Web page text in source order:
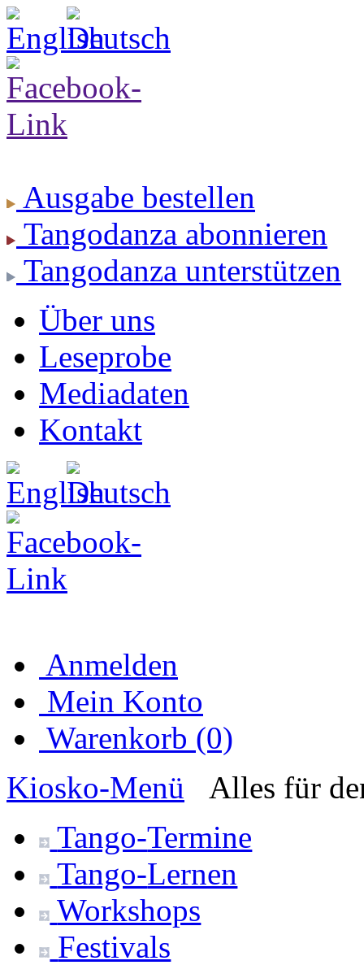
Ausgabe bestellen
Tangodanza abonnieren
Tangodanza unterstützen
Über uns
Leseprobe
Mediadaten
Kontakt
Anmelden
Mein Konto
Warenkorb (0)
Kiosko-Menü
Alles für
Tango-Termine
Tango-Lernen
Workshops
Festivals